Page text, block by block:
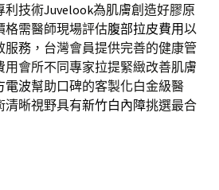
利技術Juvelook為肌膚創造好膠原
格需醫師現場評估腹部拉皮費用以
服務，台灣會員提供完善的健康管
用會所不同專家拉提緊緻改善肌膚
電波幫助口碑的客製化白金級醫
清晰視野具有新竹白內障挑選最合